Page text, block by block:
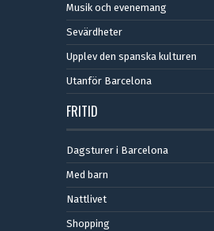
Musik och evenemang
Sevärdheter
Upplev den spanska kulturen
Utanför Barcelona
FRITID
Dagsturer i Barcelona
Med barn
Nattlivet
Shopping